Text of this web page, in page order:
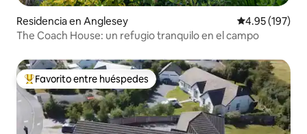
Residencia en Anglesey Calificación
4.95 (197)
The Coach House: un refugio tranquilo en el campo
De los mejores en Favorito entre huéspedes
Favorito entre huéspedes